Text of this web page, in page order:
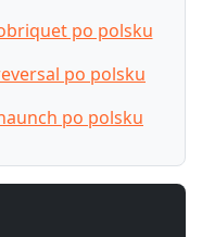
po polsku
po polsku
po polsku